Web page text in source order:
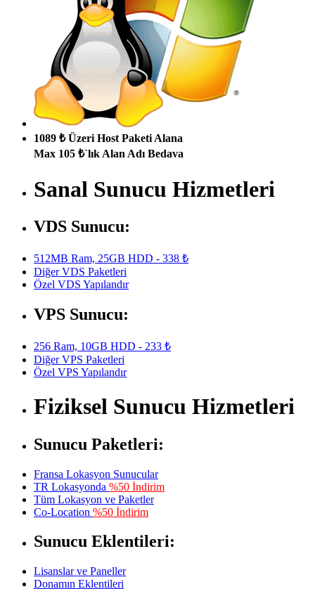
1089 ₺ Üzeri Host Paketi Alana
Max 105 ₺`lık Alan Adı Bedava
Sanal Sunucu Hizmetleri
VDS Sunucu:
512MB Ram, 25GB HDD - 338 ₺
Diğer VDS Paketleri
Özel VDS Yapılandır
VPS Sunucu:
256 Ram, 10GB HDD - 233 ₺
Diğer VPS Paketleri
Özel VPS Yapılandır
Fiziksel Sunucu Hizmetleri
Sunucu Paketleri:
Fransa Lokasyon Sunucular
TR Lokasyonda %50 İndirim
Tüm Lokasyon ve Paketler
Co-Location %50 İndirim
Sunucu Eklentileri:
Lisanslar ve Paneller
Donamın Eklentileri